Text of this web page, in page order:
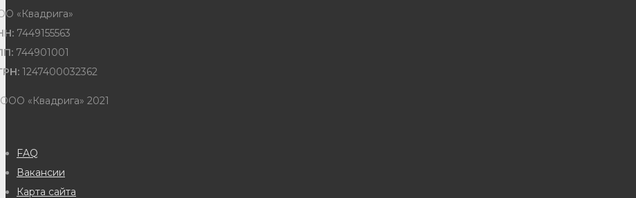
«Квадрига»
7449155563
744901001
1247400032362
«Квадрига» 2021
FAQ
Вакансии
Карта сайта